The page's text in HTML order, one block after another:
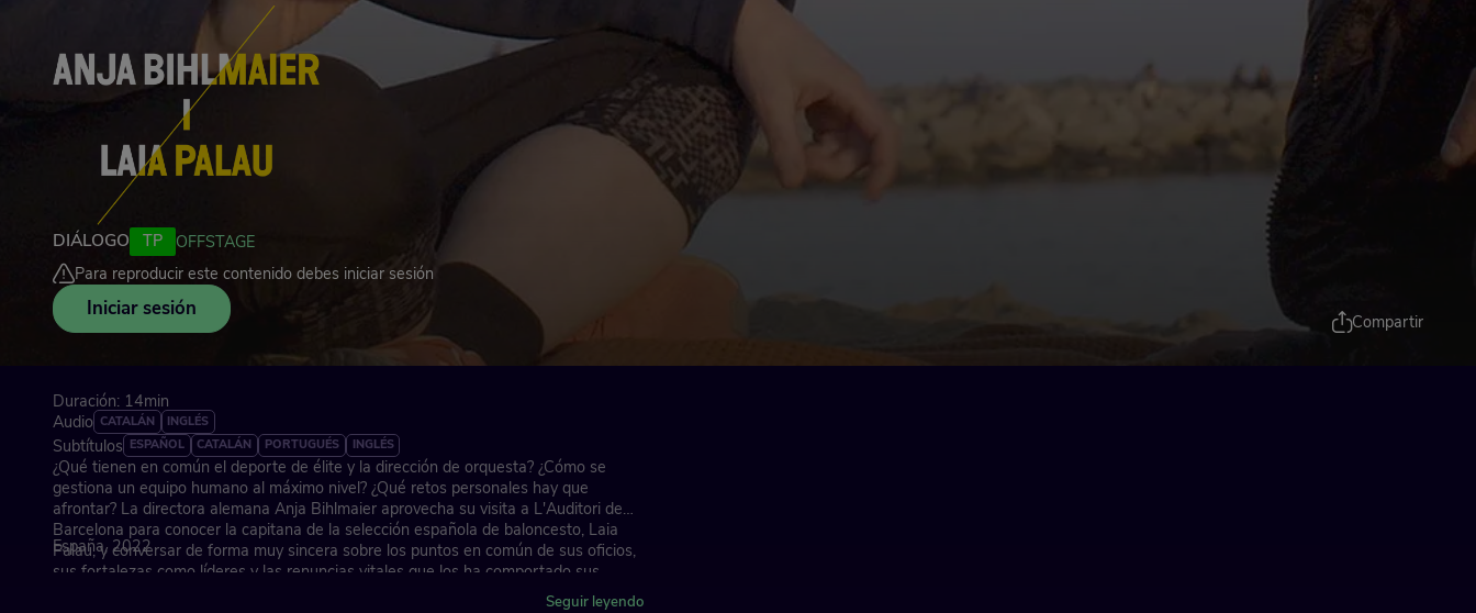
DIÁLOGO TP
OFFSTAGE
Para reproducir este contenido debes iniciar sesión
Iniciar sesión
Compartir
Duración: 14min
Audio CATALÁN INGLÉS
Subtítulos ESPAÑOL CATALÁN PORTUGUÉS INGLÉS
¿Qué tienen en común el deporte de élite y la dirección de orquesta? ¿Cómo se
gestiona un equipo humano al máximo nivel? ¿Qué retos personales hay que
afrontar? La directora alemana Anja Bihlmaier aprovecha su visita a L'Auditori de
Barcelona para conocer la capitana de la selección española de baloncesto, Laia
Palau, y conversar de forma muy sincera sobre los puntos en común de sus oficios,
sus fortalezas como líderes y las renuncias vitales que los ha comportado sus
España, 2022
Seguir leyendo